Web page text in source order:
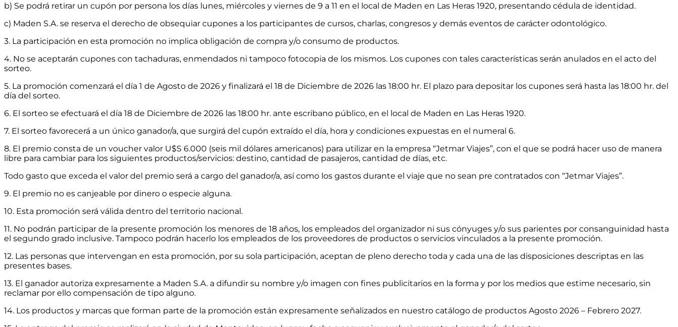
b) Se podrá retirar un cupón por persona los días lunes, miércoles y viernes de 9 a 11 en el local de Maden en Las Heras 1920, presentando cédula de identidad.
c) Maden S.A. se reserva el derecho de obsequiar cupones a los participantes de cursos, charlas, congresos y demás eventos de carácter odontológico.
3. La participación en esta promoción no implica obligación de compra y/o consumo de productos.
4. No se aceptarán cupones con tachaduras, enmendados ni tampoco fotocopia de los mismos. Los cupones con tales características serán anulados en el acto del
sorteo.
5. La promoción comenzará el día 1 de Agosto de 2026 y finalizará el 18 de Diciembre de 2026 las 18:00 hr. El plazo para depositar los cupones será hasta las 18:00 hr. del
día del sorteo.
6. El sorteo se efectuará el día 18 de Diciembre de 2026 las 18:00 hr. ante escribano público, en el local de Maden en Las Heras 1920.
7. El sorteo favorecerá a un único ganador/a, que surgirá del cupón extraído el día, hora y condiciones expuestas en el numeral 6.
8. El premio consta de un voucher valor U$S 6.000 (seis mil dólares americanos) para utilizar en la empresa “Jetmar Viajes”, con el que se podrá hacer uso de manera
libre para cambiar para los siguientes productos/servicios: destino, cantidad de pasajeros, cantidad de días, etc.
Todo gasto que exceda el valor del premio será a cargo del ganador/a, así como los gastos durante el viaje que no sean pre contratados con “Jetmar Viajes”.
9. El premio no es canjeable por dinero o especie alguna.
10. Esta promoción será válida dentro del territorio nacional.
11. No podrán participar de la presente promoción los menores de 18 años, los empleados del organizador ni sus cónyuges y/o sus parientes por consanguinidad hasta
el segundo grado inclusive. Tampoco podrán hacerlo los empleados de los proveedores de productos o servicios vinculados a la presente promoción.
12. Las personas que intervengan en esta promoción, por su sola participación, aceptan de pleno derecho toda y cada una de las disposiciones descriptas en las
presentes bases.
13. El ganador autoriza expresamente a Maden S.A. a difundir su nombre y/o imagen con fines publicitarios en la forma y por los medios que estime necesario, sin
reclamar por ello compensación de tipo alguno.
14. Los productos y marcas que forman parte de la promoción están expresamente señalizados en nuestro catálogo de productos Agosto 2026 – Febrero 2027.